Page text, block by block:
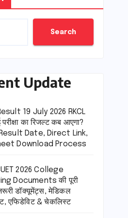
Search
Update
19 July 2026 RKCL
का रिजल्ट कब आएगा?
Date, Direct Link,
Download Process
2026 College
Documents की पूरी
डॉक्यूमेंट्स, मेडिकल
एफिडेविट & चेकलिस्ट